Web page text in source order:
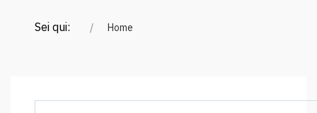
Sei qui: Home